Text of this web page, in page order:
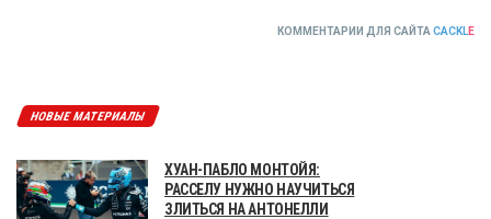
КОММЕНТАРИИ ДЛЯ САЙТА CACKLE
НОВЫЕ МАТЕРИАЛЫ
ХУАН-ПАБЛО МОНТОЙЯ:
РАССЕЛУ НУЖНО НАУЧИТЬСЯ
ЗЛИТЬСЯ НА АНТОНЕЛЛИ